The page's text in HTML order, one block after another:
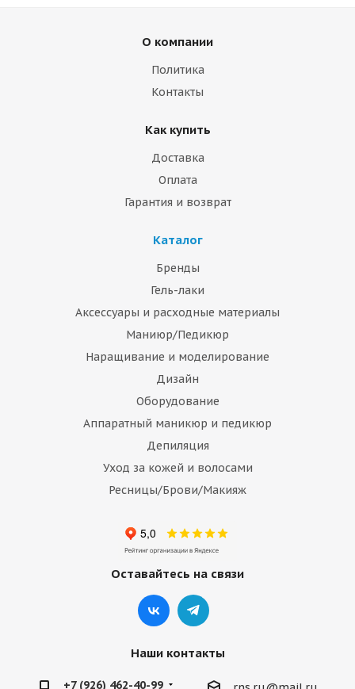
О компании
Политика
Контакты
Как купить
Доставка
Оплата
Гарантия и возврат
Каталог
Бренды
Гель-лаки
Аксессуары и расходные материалы
Маниюр/Педикюр
Наращивание и моделирование
Дизайн
Оборудование
Аппаратный маникюр и педикюр
Депиляция
Уход за кожей и волосами
Ресницы/Брови/Макияж
Оставайтесь на связи
Наши контакты
+7 (926) 462-40-99